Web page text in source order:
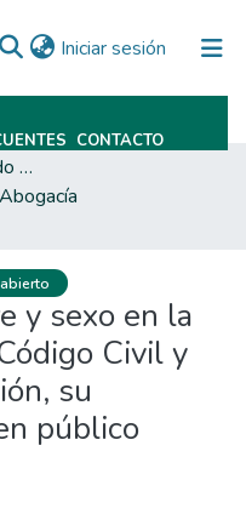
Iniciar sesión (current)
CONTACTO
Trabajos Finales De Grado Y Posgrado
Abogacía
y sexo en la
Civil y
su
público